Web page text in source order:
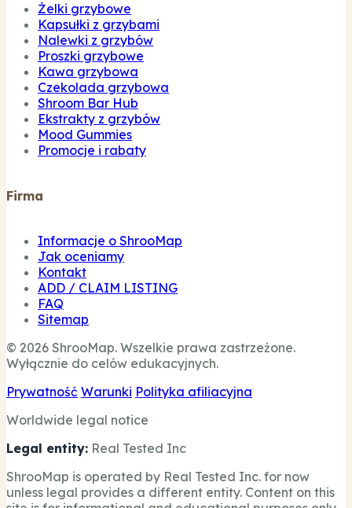
Żelki grzybowe
Kapsułki z grzybami
Nalewki z grzybów
Proszki grzybowe
Kawa grzybowa
Czekolada grzybowa
Shroom Bar Hub
Ekstrakty z grzybów
Mood Gummies
Promocje i rabaty
Firma
Informacje o ShrooMap
Jak oceniamy
Kontakt
ADD / CLAIM LISTING
FAQ
Sitemap
© 2026 ShrooMap. Wszelkie prawa zastrzeżone.
Wyłącznie do celów edukacyjnych.
Prywatność Warunki Polityka afiliacyjna
Worldwide legal notice
Legal entity: Real Tested Inc
ShrooMap is operated by Real Tested Inc. for now
unless legal provides a different entity. Content on this